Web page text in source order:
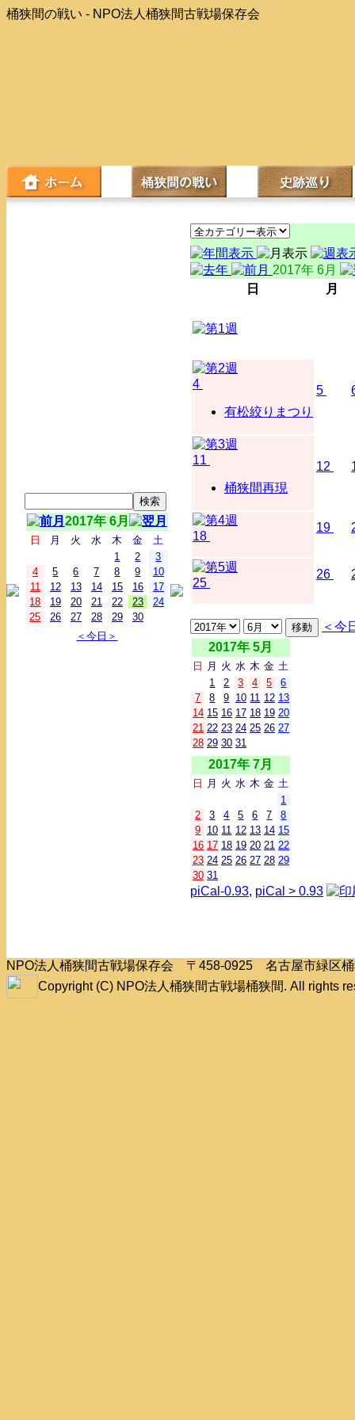
桶狭間の戦い - NPO法人桶狭間古戦場保存会
2017年 6月
日 月 火 水 木 金
土
1
2
3
4
5 6 7 8 9
10
11
12 13 14 15 16
17
18
19 20 21 22 23
24
25
26 27 28 29
30
＜今日＞
2017年 6月
日
月
4
有松絞りまつり
5
11
桶狭間再現
12
18
19
25
26
＜今
2017年 5月
日 月 火 水 木 金 土
1
2 3 4 5
6
7
8 9 10 11 12 13
14 15 16 17 18 19 20
21 22 23 24 25 26 27
28 29 30 31
2017年 7月
日 月 火 水 木 金 土
1
2
3 4 5 6 7
8
9 10 11 12 13 14 15
16 17 18 19 20 21 22
23 24 25 26 27 28 29
30 31
piCal-0.93, piCal > 0.93
NPO法人桶狭間古戦場保存会 〒458-0925 名古屋市緑区
Copyright (C) NPO法人桶狭間古戦場桶狭間. All rights